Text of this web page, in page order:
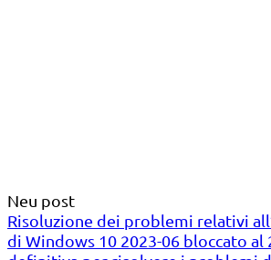
Neu post
Risoluzione dei problemi relativi
di Windows 10 2023-06 bloccato al